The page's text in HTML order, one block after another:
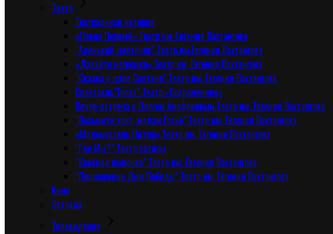
Tеатр
Театральная история
«Павел Первый».Театр им. Евгения Вахтангова
“Аленький цветочек”.Театр им.Евгения Вахтангова
«Давайте негромко».Театр им. Евгения Вахтангова
“Сказка о царе Салтане”.Театр им. Евгения Вахтангова
Спектакль”Гроза”.Театр «Современник»
Вечер-встреча с Олегом Анофриевым.Театр им. Евгения Вахтангова
“Возьмите зонт, мадам Готье”.Театр им. Евгения Вахтангова
«Мадемуазель Нитуш».Театр им. Евгения Вахтангова
“Где Мы?”.Театр сатиры
“Красная шапочка”.Театр им. Евгения Вахтангова
“Приношение Дню Победы”.Театр им. Евгения Вахтангова
Кино
Эстрада
Телевидение